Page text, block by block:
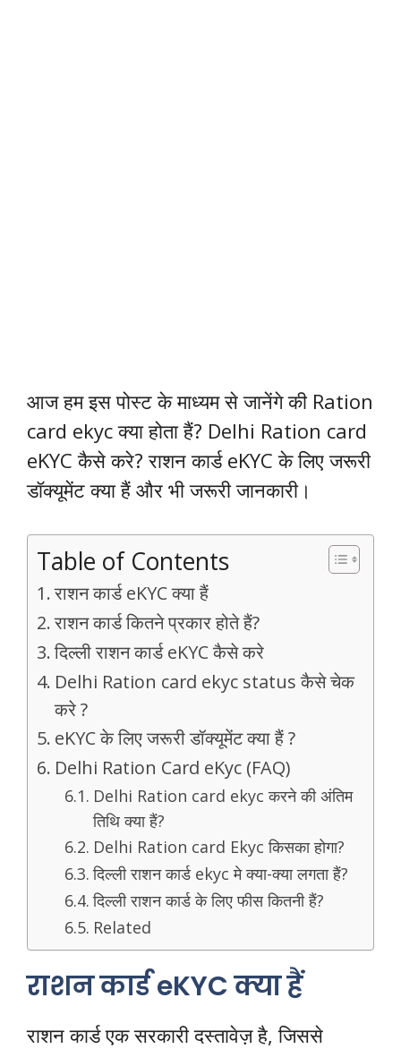
आज हम इस पोस्ट के माध्यम से जानेंगे की Ration
card ekyc क्या होता हैं? Delhi Ration card
eKYC कैसे करे? राशन कार्ड eKYC के लिए जरूरी
डॉक्यूमेंट क्या हैं और भी जरूरी जानकारी।
Table of Contents
राशन कार्ड eKYC क्या हैं
राशन कार्ड कितने प्रकार होते हैं?
दिल्ली राशन कार्ड eKYC कैसे करे
Delhi Ration card ekyc status कैसे चेक
करे ?
eKYC के लिए जरूरी डॉक्यूमेंट क्या हैं ?
Delhi Ration Card eKyc (FAQ)
Delhi Ration card ekyc करने की अंतिम
तिथि क्या हैं?
Delhi Ration card Ekyc किसका होगा?
दिल्ली राशन कार्ड ekyc मे क्या-क्या लगता हैं?
दिल्ली राशन कार्ड के लिए फीस कितनी हैं?
Related
राशन कार्ड eKYC क्या हैं
राशन कार्ड एक सरकारी दस्तावेज़ है, जिससे